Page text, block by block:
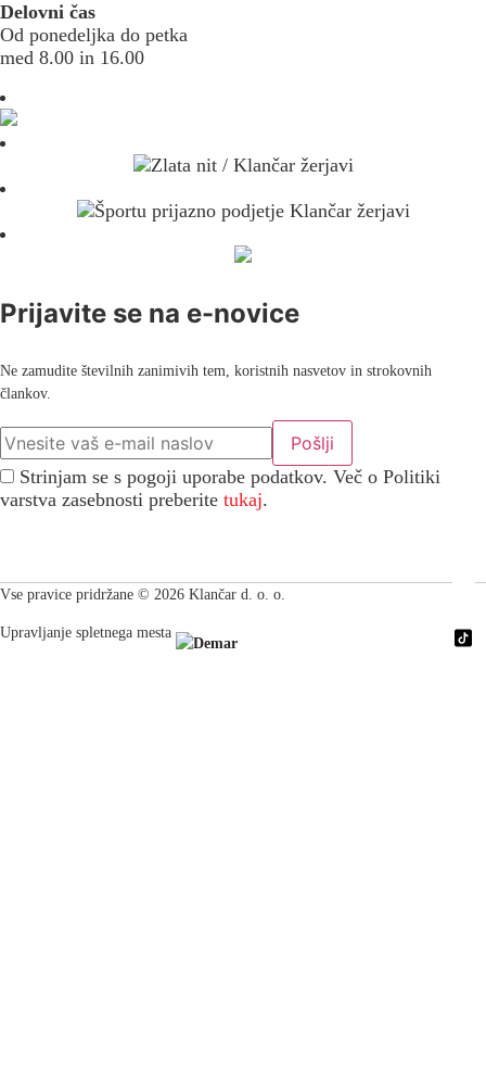
Delovni čas
Od ponedeljka do petka
med 8.00 in 16.00
Prijavite se na e-novice
Ne zamudite številnih zanimivih tem, koristnih nasvetov in strokovnih
člankov.
Strinjam se s pogoji uporabe podatkov. Več o Politiki
varstva zasebnosti preberite tukaj.
Vse pravice pridržane © 2026 Klančar d. o. o.
Upravljanje spletnega mesta